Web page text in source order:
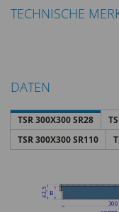
TECHNISCHE
DATEN
TSR 300X300 SR28
TSR 300X300 SR110